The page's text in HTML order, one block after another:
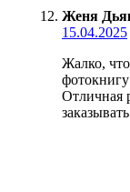
Женя
15.04.2025
Жалко,
Отличная